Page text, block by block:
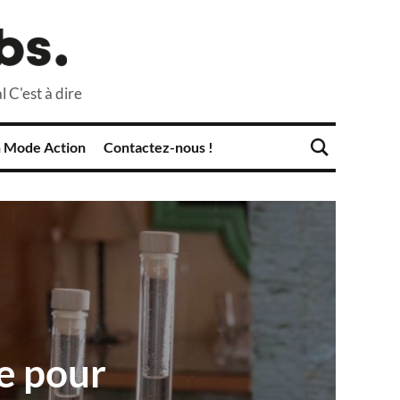
C'est à dire
Mode Action Contactez-nous !
pour